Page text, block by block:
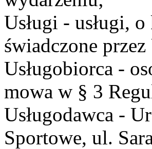
Usługi - usługi,
świadczone
Usługobiorca -
mowa w § 3
Usługodawca -
Sportowe, ul.